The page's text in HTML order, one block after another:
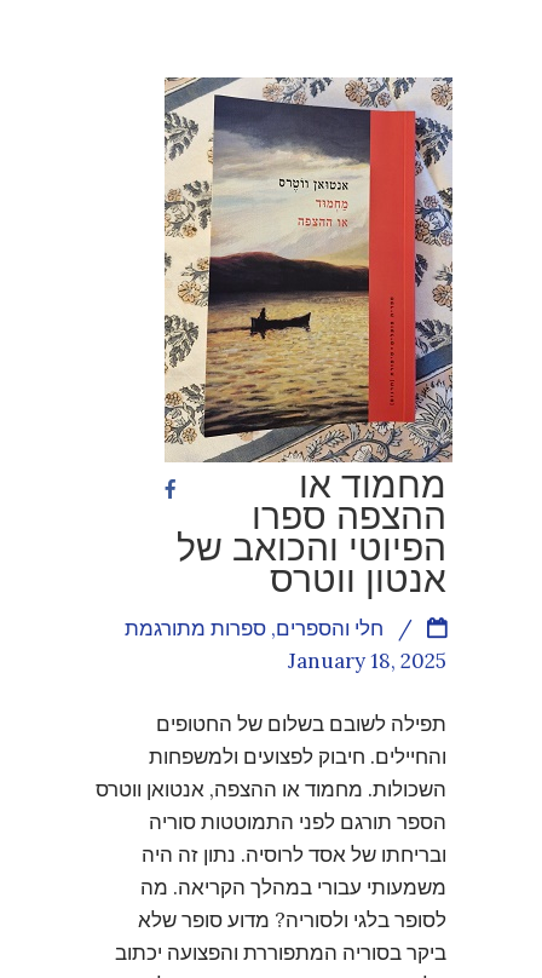
מחמוד או
ההצפה ספרו
הפיוטי והכואב של
אנטון ווטרס
חלי והספרים, ספרות מתורגמת
/
January 18, 2025
תפילה לשובם בשלום של החטופים
והחיילים. חיבוק לפצועים ולמשפחות
השכולות. מחמוד או ההצפה, אנטואן ווטרס
הספר תורגם לפני התמוטטות סוריה
ובריחתו של אסד לרוסיה. נתון זה היה
משמעותי עבורי במהלך הקריאה. מה
לסופר בלגי ולסוריה? מדוע סופר שלא
ביקר בסוריה המתפוררת והפצועה יכתוב